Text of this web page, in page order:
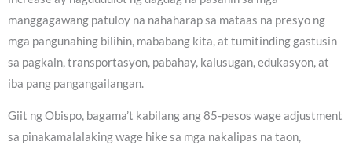
manggagawang patuloy na nahaharap sa mataas na presyo ng
mga pangunahing bilihin, mababang kita, at tumitinding gastusin
sa pagkain, transportasyon, pabahay, kalusugan, edukasyon, at
iba pang pangangailangan.
Giit ng Obispo, bagama’t kabilang ang 85-pesos wage adjustment
sa pinakamalalaking wage hike sa mga nakalipas na taon,